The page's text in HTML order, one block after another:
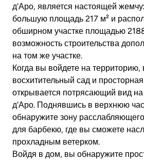
д'Аро, является настоящей
большую площадь 217 м² и
обширном участке площадью
возможность строительства
на том же участке.
Когда вы войдете на территорию,
восхитительный сад и
открывается потрясающий вид
д'Аро. Поднявшись в верхнюю
обнаружите зону
для барбекю, где вы сможете
прохладным ветерком.
Войдя в дом, вы обнаружите